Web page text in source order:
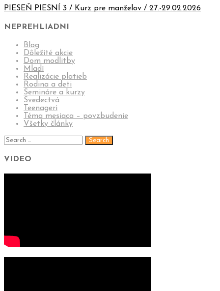
PIESEŇ PIESNÍ 3 / Kurz pre manželov / 27.-29.02.2026
NEPREHLIADNI
Blog
Dôležité akcie
Dom modlitby
Mladí
Realizácie platieb
Rodina a deti
Semináre a kurzy
Svedectvá
Teenageri
Téma mesiaca – povzbudenie
Všetky články
VIDEO